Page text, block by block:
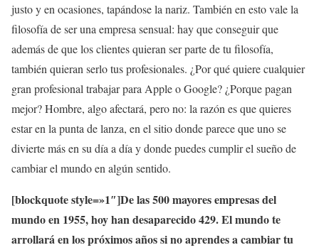
justo y en ocasiones, tapándose la nariz. También en esto vale la
filosofía de ser una empresa sensual: hay que conseguir que
además de que los clientes quieran ser parte de tu filosofía,
también quieran serlo tus profesionales. ¿Por qué quiere cualquier
gran profesional trabajar para Apple o Google? ¿Porque pagan
mejor? Hombre, algo afectará, pero no: la razón es que quieres
estar en la punta de lanza, en el sitio donde parece que uno se
divierte más en su día a día y donde puedes cumplir el sueño de
cambiar el mundo en algún sentido.
[blockquote style=»1″]De las 500 mayores empresas del
mundo en 1955, hoy han desaparecido 429. El mundo te
arrollará en los próximos años si no aprendes a cambiar tu